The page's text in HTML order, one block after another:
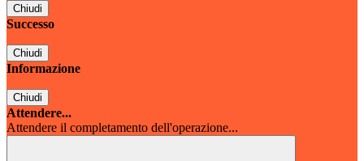
Chiudi
Successo
Chiudi
Informazione
Chiudi
Attendere...
Attendere il completamento dell'operazione...